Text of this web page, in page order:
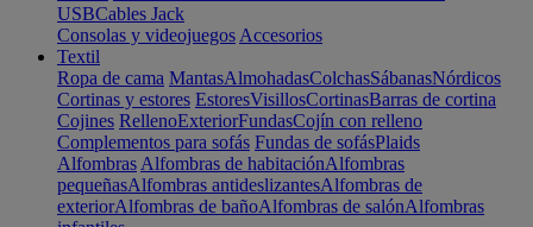
USBCables Jack
Consolas y videojuegos Accesorios
Textil
Ropa de cama MantasAlmohadasColchasSábanasNórdicos
Cortinas y estores EstoresVisillosCortinasBarras de cortina
Cojines RellenoExteriorFundasCojín con relleno
Complementos para sofás Fundas de sofásPlaids
Alfombras Alfombras de habitaciónAlfombras
pequeñasAlfombras antideslizantesAlfombras de
exteriorAlfombras de bañoAlfombras de salónAlfombras